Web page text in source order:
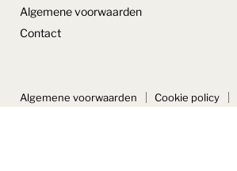
Algemene voorwaarden
Contact
Algemene voorwaarden Cookie policy